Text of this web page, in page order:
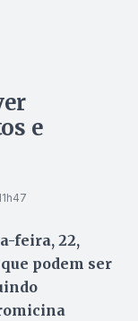
e
feira, 22,
podem ser